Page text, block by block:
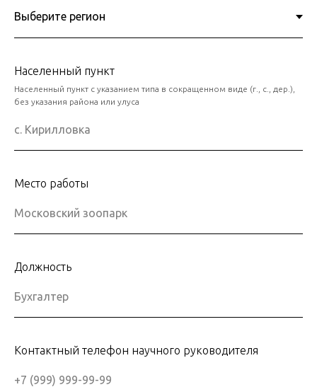
Населенный пункт
Населенный пункт с указанием типа в сокращенном виде (г., с., дер.),
без указания района или улуса
Место работы
Должность
Контактный телефон научного руководителя